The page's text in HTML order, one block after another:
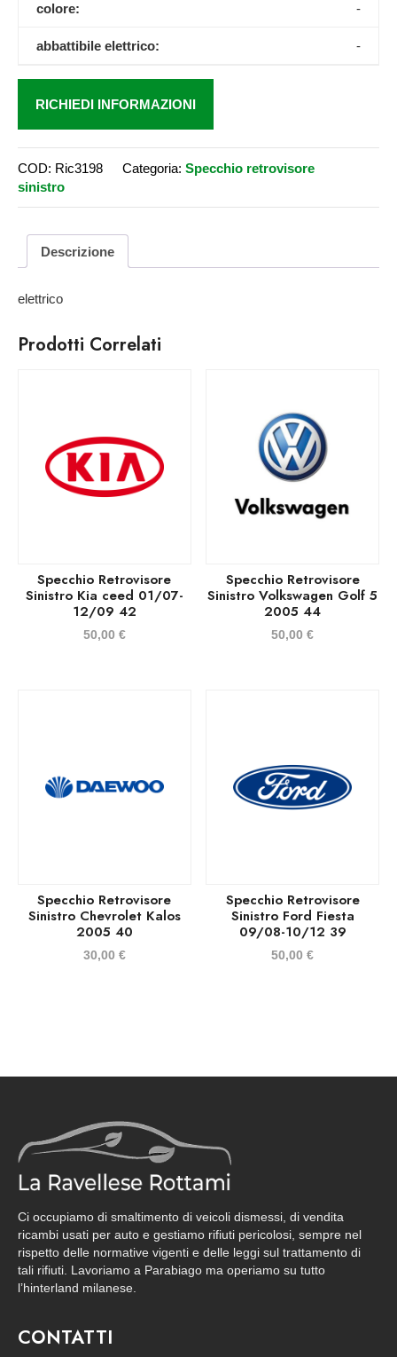
colore: -
abbattibile elettrico: -
RICHIEDI INFORMAZIONI
COD: Ric3198 Categoria: Specchio retrovisore
sinistro
Descrizione
elettrico
Prodotti Correlati
Specchio Retrovisore
Sinistro Kia ceed 01/07-
12/09 42
50,00 €
Specchio Retrovisore
Sinistro Volkswagen Golf 5
2005 44
50,00€
Specchio Retrovisore
Sinistro Chevrolet Kalos
2005 40
30,00 €
Specchio Retrovisore
Sinistro Ford Fiesta
09/08-10/12 39
50,00€
Ci occupiamo di smaltimento di veicoli dismessi, di vendita
ricambi usati per auto e gestiamo rifiuti pericolosi, sempre nel
rispetto delle normative vigenti e delle leggi sul trattamento di
tali rifiuti. Lavoriamo a Parabiago ma operiamo su tutto
l’hinterland milanese.
CONTATTI